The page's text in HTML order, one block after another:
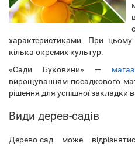
характеристиками. При
кілька окремих культур.
«Сади Буковини» —
вирощуванням посадкового
рішення для успішної закладки
Види дерев-садів
Дерево-сад може